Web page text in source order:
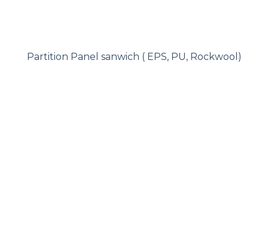
Partition Panel sanwich ( EPS, PU, Rockwool)